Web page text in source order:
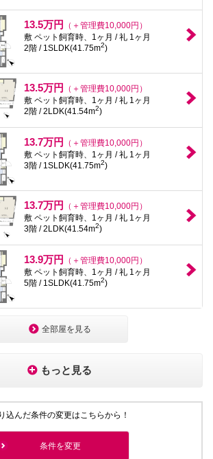
13.5万円
（＋管理費10,000円）
敷 ペット飼育時、1ヶ月 / 礼 1ヶ月
2階 / 1SLDK(41.75m2)
13.5万円
（＋管理費10,000円）
敷 ペット飼育時、1ヶ月 / 礼 1ヶ月
2階 / 2LDK(41.54m2)
13.7万円
（＋管理費10,000円）
敷 ペット飼育時、1ヶ月 / 礼 1ヶ月
3階 / 1SLDK(41.75m2)
13.7万円
（＋管理費10,000円）
敷 ペット飼育時、1ヶ月 / 礼 1ヶ月
3階 / 2LDK(41.54m2)
13.9万円
（＋管理費10,000円）
敷 ペット飼育時、1ヶ月 / 礼 1ヶ月
5階 / 1SLDK(41.75m2)
全部屋を見る
もっと見る
込んだ条件の変更はこちらから！
条件を変更